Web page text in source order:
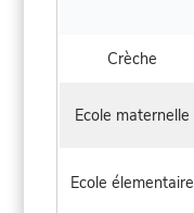
Crèche
Ecole maternelle
Ecole élementaire